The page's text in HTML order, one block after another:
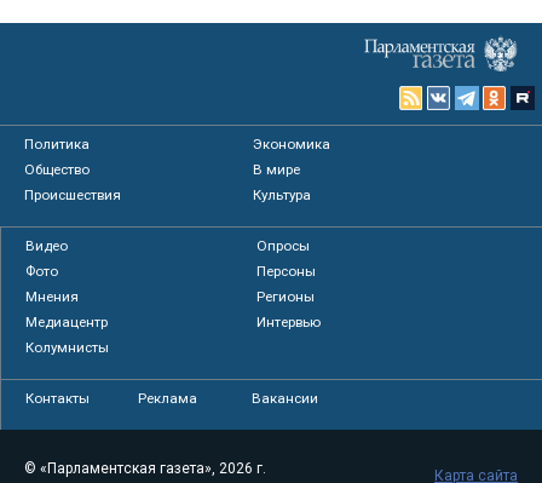
Политика
Экономика
Общество
В мире
Происшествия
Культура
Видео
Опросы
Фото
Персоны
Мнения
Регионы
Медиацентр
Интервью
Колумнисты
Контакты Реклама Вакансии
© «Парламентская газета», 2026 г.
Карта сайта